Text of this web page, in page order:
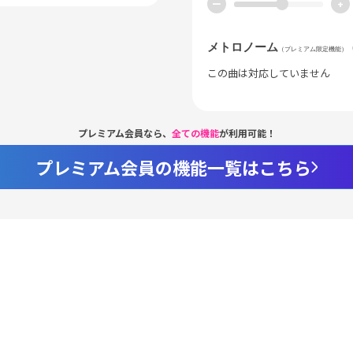
ー +
メトロノーム （プレミアム限定機能）
この曲は対応していません
プレミアム会員なら、 全ての機能が利用可能！
プレミアム会員の機能一覧はこちら